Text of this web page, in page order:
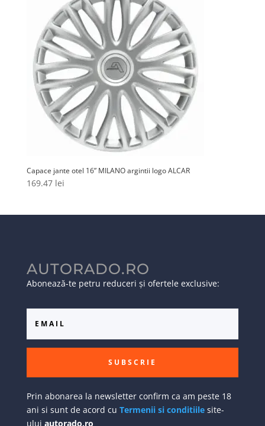
Capace jante otel 16” MILANO argintii logo ALCAR
169.47 lei
AUTORADO.RO
Abonează-te petru reduceri și ofertele exclusive:
SUBSCRIE
Prin abonarea la newsletter confirm ca am peste 18
ani si sunt de acord cu Termenii si conditiilesite-
ului autorado.ro